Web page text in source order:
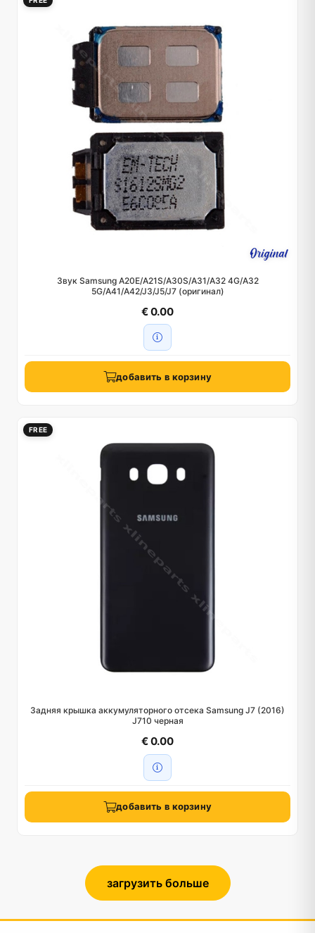
Звук Samsung A20E/A21S/A30S/A31/A32 4G/A32
5G/A41/A42/J3/J5/J7 (оригинал)
€ 0.00
добавить в корзину
FREE
Задняя крышка аккумуляторного отсека Samsung J7 (2016)
J710 черная
€ 0.00
добавить в корзину
загрузить больше